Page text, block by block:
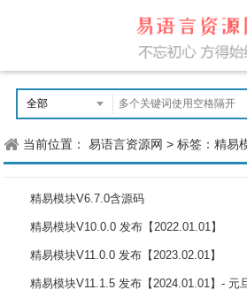
当前位置：易语言资源网 >标签：精易
精易模块V6.7.0含源码
精易模块V10.0.0 发布【2022.01.01】
精易模块V11.0.0 发布【2023.02.01】
精易模块V11.1.5 发布【2024.01.01】- 元